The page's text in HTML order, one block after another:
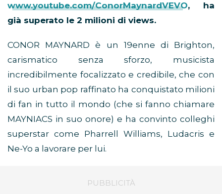
www.youtube.com/ConorMaynardVEVO, ha
già superato le 2 milioni di views.
CONOR MAYNARD è un 19enne di Brighton,
carismatico senza sforzo, musicista
incredibilmente focalizzato e credibile, che con
il suo urban pop raffinato ha conquistato milioni
di fan in tutto il mondo (che si fanno chiamare
MAYNIACS in suo onore) e ha convinto colleghi
superstar come Pharrell Williams, Ludacris e
Ne-Yo a lavorare per lui.